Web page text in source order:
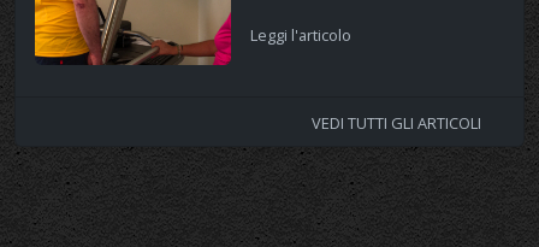
Leggi l'articolo
VEDI TUTTI GLI ARTICOLI